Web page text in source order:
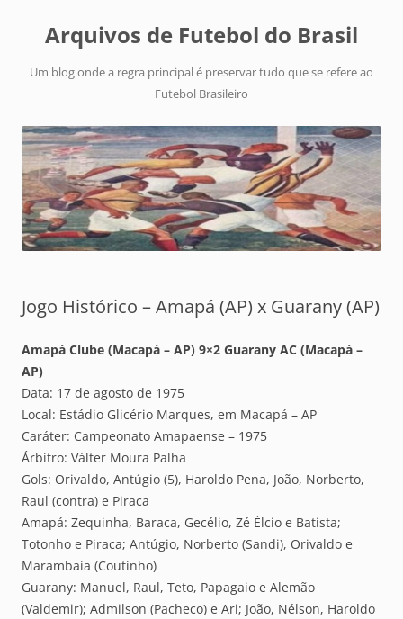
Arquivos de Futebol do Brasil
Um blog onde a regra principal é preservar tudo que se refere ao
Futebol Brasileiro
Jogo Histórico – Amapá (AP) x Guarany (AP)
Amapá Clube (Macapá – AP) 9×2 Guarany AC (Macapá –
AP)
Data: 17 de agosto de 1975
Local: Estádio Glicério Marques, em Macapá – AP
Caráter: Campeonato Amapaense – 1975
Árbitro: Válter Moura Palha
Gols: Orivaldo, Antúgio (5), Haroldo Pena, João, Norberto,
Raul (contra) e Piraca
Amapá: Zequinha, Baraca, Gecélio, Zé Élcio e Batista;
Totonho e Piraca; Antúgio, Norberto (Sandi), Orivaldo e
Marambaia (Coutinho)
Guarany: Manuel, Raul, Teto, Papagaio e Alemão
(Valdemir); Admilson (Pacheco) e Ari; João, Nélson, Haroldo